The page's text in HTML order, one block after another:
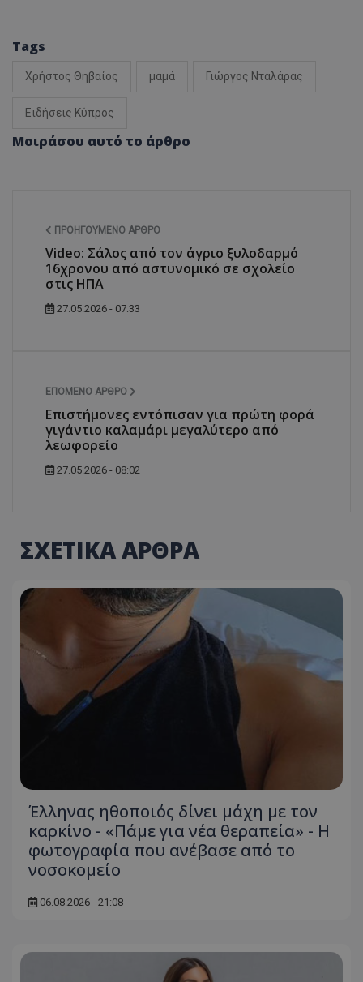
Tags
Χρήστος Θηβαίος μαμά Γιώργος Νταλάρας
Ειδήσεις Κύπρος
Μοιράσου αυτό το άρθρο
ΠΡΟΗΓΟΎΜΕΝΟ ΆΡΘΡΟ
Video: Σάλος από τον άγριο ξυλοδαρμό
16χρονου από αστυνομικό σε σχολείο
στις ΗΠΑ
27.05.2026 - 07:33
ΕΠΌΜΕΝΟ ΆΡΘΡΟ
Επιστήμονες εντόπισαν για πρώτη φορά
γιγάντιο καλαμάρι μεγαλύτερο από
λεωφορείο
27.05.2026 - 08:02
ΣΧΕΤΙΚΑ ΑΡΘΡΑ
Έλληνας ηθοποιός δίνει μάχη με τον
καρκίνο - «Πάμε για νέα θεραπεία» - Η
φωτογραφία που ανέβασε από το
νοσοκομείο
06.08.2026 - 21:08